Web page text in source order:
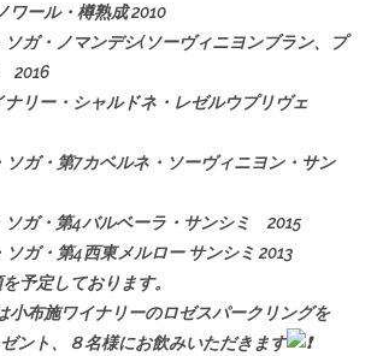
ワール・樽熟成 2010
ガ・ノマンデシ(ソーヴィニヨンブラン、プ
2016
リー・シャルドネ・レゼルウプリヴェ
ガ・第7カベルネ・ソーヴィニヨン・サン
ガ・第4バルベーラ・サンシミ 2015
ガ・第4西東メルロー サンシミ 2013
予定しております。
小布施ワイナリーのロゼスパークリングを
ント、８名様にお飲みいただきます